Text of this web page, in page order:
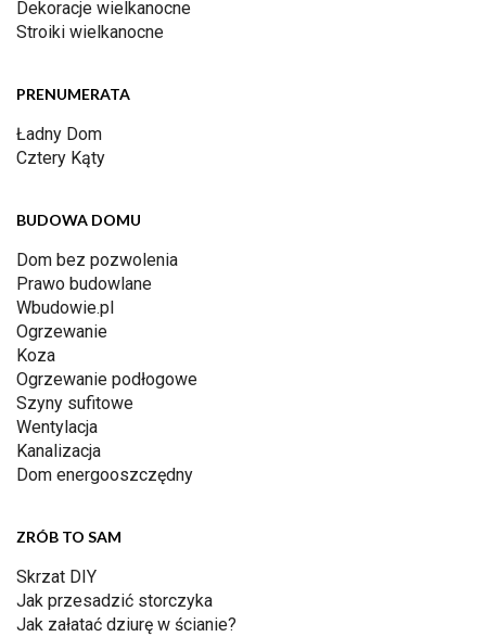
Dekoracje wielkanocne
Stroiki wielkanocne
PRENUMERATA
Ładny Dom
Cztery Kąty
BUDOWA DOMU
Dom bez pozwolenia
Prawo budowlane
Wbudowie.pl
Ogrzewanie
Koza
Ogrzewanie podłogowe
Szyny sufitowe
Wentylacja
Kanalizacja
Dom energooszczędny
ZRÓB TO SAM
Skrzat DIY
Jak przesadzić storczyka
Jak załatać dziurę w ścianie?